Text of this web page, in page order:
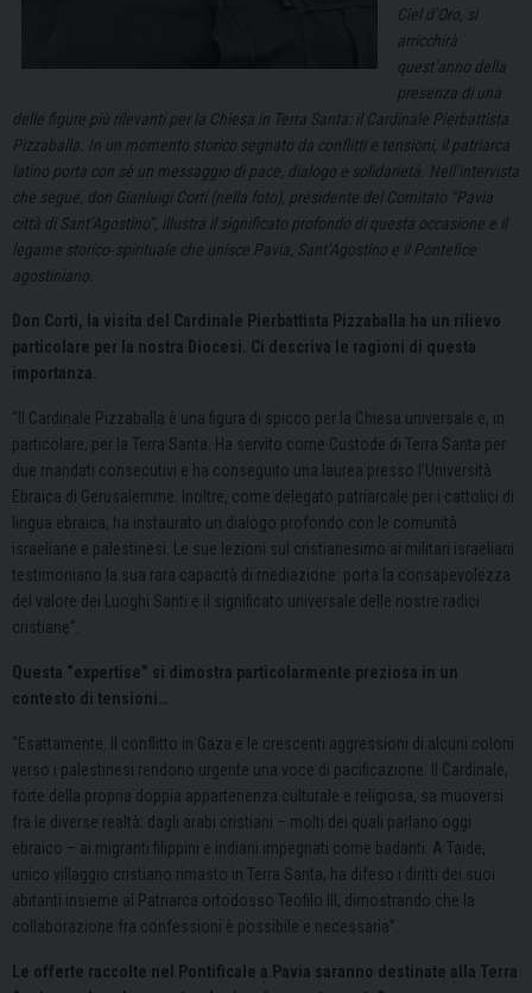
Ciel d’Oro, si
arricchirà
quest’anno della
presenza di una
delle figure più rilevanti per la Chiesa in Terra Santa: il Cardinale Pierbattista
Pizzaballa. In un momento storico segnato da conflitti e tensioni, il patriarca
latino porta con sé un messaggio di pace, dialogo e solidarietà. Nell’intervista
che segue, don Gianluigi Corti (nella foto), presidente del Comitato “Pavia
città di Sant’Agostino”, illustra il significato profondo di questa occasione e il
legame storico‐spirituale che unisce Pavia, Sant’Agostino e il Pontefice
agostiniano.
Don Corti, la visita del Cardinale Pierbattista Pizzaballa ha un rilievo
particolare per la nostra Diocesi. Ci descriva le ragioni di questa
importanza.
“Il Cardinale Pizzaballa è una figura di spicco per la Chiesa universale e, in
particolare, per la Terra Santa. Ha servito come Custode di Terra Santa per
due mandati consecutivi e ha conseguito una laurea presso l’Università
Ebraica di Gerusalemme. Inoltre, come delegato patriarcale per i cattolici di
lingua ebraica, ha instaurato un dialogo profondo con le comunità
israeliane e palestinesi. Le sue lezioni sul cristianesimo ai militari israeliani
testimoniano la sua rara capacità di mediazione: porta la consapevolezza
del valore dei Luoghi Santi e il significato universale delle nostre radici
cristiane”.
Questa “expertise” si dimostra particolarmente preziosa in un
contesto di tensioni…
“Esattamente. Il conflitto in Gaza e le crescenti aggressioni di alcuni coloni
verso i palestinesi rendono urgente una voce di pacificazione. Il Cardinale,
forte della propria doppia appartenenza culturale e religiosa, sa muoversi
fra le diverse realtà: dagli arabi cristiani – molti dei quali parlano oggi
ebraico – ai migranti filippini e indiani impegnati come badanti. A Taide,
unico villaggio cristiano rimasto in Terra Santa, ha difeso i diritti dei suoi
abitanti insieme al Patriarca ortodosso Teofilo III, dimostrando che la
collaborazione fra confessioni è possibile e necessaria”.
Le offerte raccolte nel Pontificale a Pavia saranno destinate alla Terra